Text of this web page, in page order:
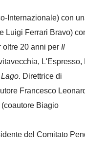
Internazionale) con
Luigi Ferrari Bravo)
oltre 20 anni per Il
L'Espresso,
. Direttrice di
Francesco
(coautore Biagio
del Comitato